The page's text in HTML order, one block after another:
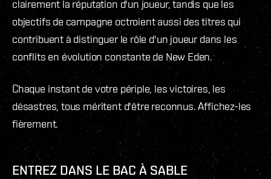
clairement la réputation d'un joueur, tandis que les
objectifs de campagne octroient aussi des titres qui
contribuent à distinguer le rôle d'un joueur dans les
conflits en évolution constante de New Eden.
Chaque instant de votre périple, les victoires, les
désastres, tous méritent d'être reconnus. Affichez-les
fièrement.
ENTREZ DANS LE BAC À SABLE